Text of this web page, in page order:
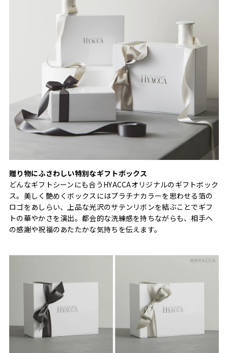
贈り物にふさわしい特別なギフトボックス
どんなギフトシーンにも合うHYACCAオリジナルのギフトボック
ス。美しく艶めくボックスにはプラチナカラーを思わせる箔の
ロゴをあしらい、上品な光沢のサテンリボンを結ぶことでギフ
トの華やかさを演出。都会的な洗練感を持ちながらも、相手へ
の感謝や祝福のあたたかな気持ちを伝えます。